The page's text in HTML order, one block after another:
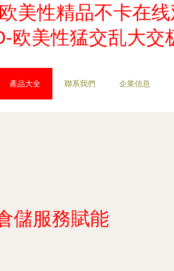
美性精品不卡在
欧美性猛交乱大交
產品大全 聯系我們 企業信息
儲服務賦能